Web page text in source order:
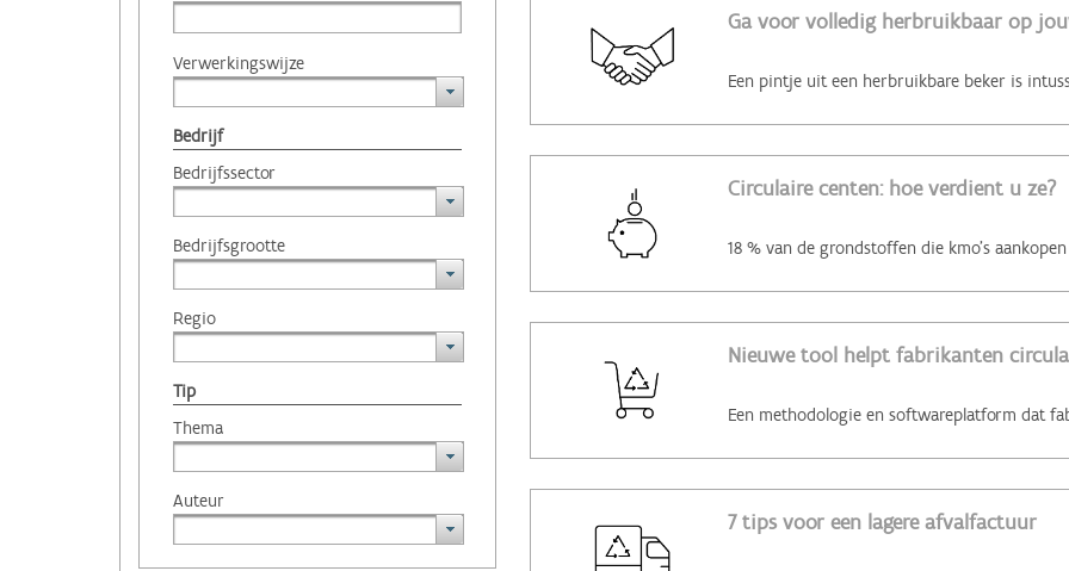
Verwerkingswijze
Bedrijf
Bedrijfssector
Bedrijfsgrootte
Regio
Tip
Thema
Auteur
Ga voor volledig herbruikbaar op
Circulaire centen: hoe verdient u ze?
Nieuwe tool helpt fabrikanten
7 tips voor een lagere afvalfactuur